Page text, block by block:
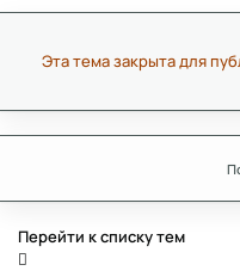
Эта тема закрыта для
Перейти к списку тем